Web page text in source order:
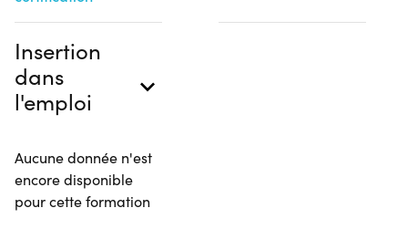
Insertion
dans
l'emploi
Aucune donnée n'est
encore disponible
pour cette formation